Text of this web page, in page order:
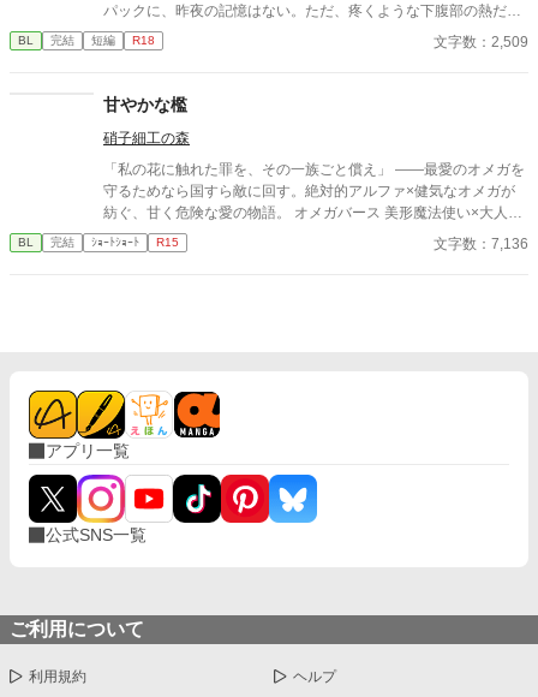
パックに、昨夜の記憶はない。ただ、疼くような下腹部の熱だけ
が残っていた。 相談しようと向かった相手こそが、自分を侵食し
ている張本人だとも知らずに、パックは父の部屋の扉を開く。 こ
BL 完結 短編 R18 文字数：2,509
甘やかな檻
硝子細工の森
「私の花に触れた罪を、その一族ごと償え」 ――最愛のオメガを
守るためなら国すら敵に回す。絶対的アルファ×健気なオメガが
紡ぐ、甘く危険な愛の物語。 オメガバース 美形魔法使い×大人し
い異世界転移者元司書 魔法世界×獣人世界
BL 完結 ｼｮｰﾄｼｮｰﾄ R15 文字数：7,136
アプリ一覧
公式SNS一覧
ご利用について
利用規約 ヘルプ